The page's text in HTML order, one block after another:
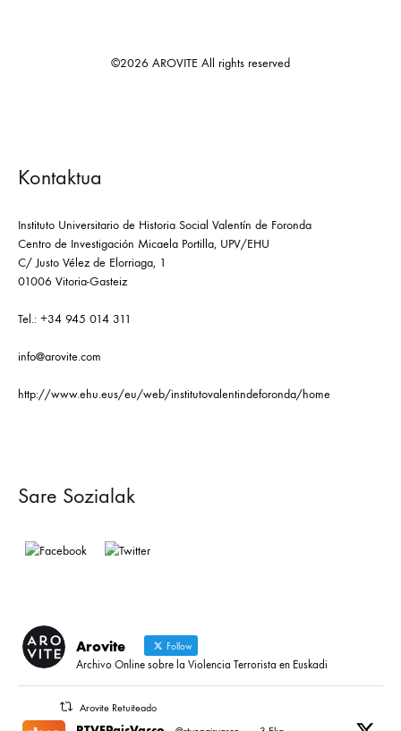
©2026 AROVITE All rights reserved
Kontaktua
Instituto Universitario de Historia Social Valentín de Foronda
Centro de Investigación Micaela Portilla, UPV/EHU
C/ Justo Vélez de Elorriaga, 1
01006 Vitoria-Gasteiz
Tel.: +34 945 014 311
info@arovite.com
http://www.ehu.eus/eu/web/institutovalentindeforonda/home
Sare Sozialak
Arovite Follow
Archivo Online sobre la Violencia Terrorista en Euskadi
Arovite Retuiteado